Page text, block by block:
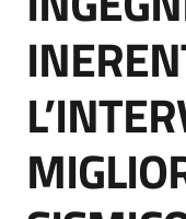
Piattaforme
telematiche